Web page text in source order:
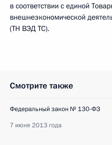
в соответствии с единой
внешнеэкономической
(ТН ВЭД ТС).
Смотрите также
Федеральный закон № 130-ФЗ
7 июня 2013 года